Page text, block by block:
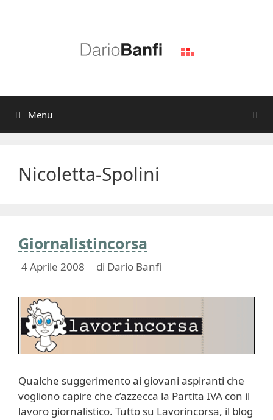
Menu
Nicoletta-Spolini
Giornalistincorsa
4 Aprile 2008 di Dario Banfi
Qualche suggerimento ai giovani aspiranti che
vogliono capire che c’azzecca la Partita IVA con il
lavoro giornalistico. Tutto su Lavorincorsa, il blog